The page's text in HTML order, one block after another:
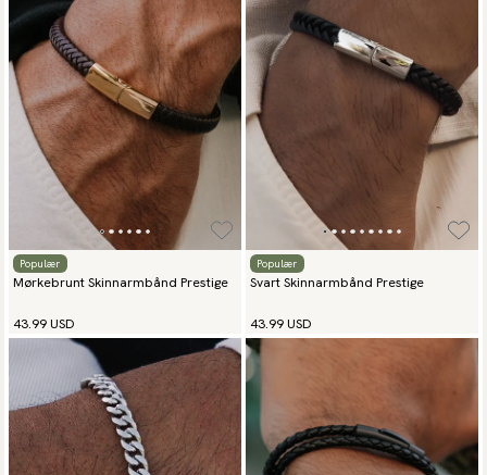
Populær
Mørkebrunt Skinnarmbånd Prestige
43.99 USD
Populær
Svart Skinnarmbånd Prestige
43.99 USD